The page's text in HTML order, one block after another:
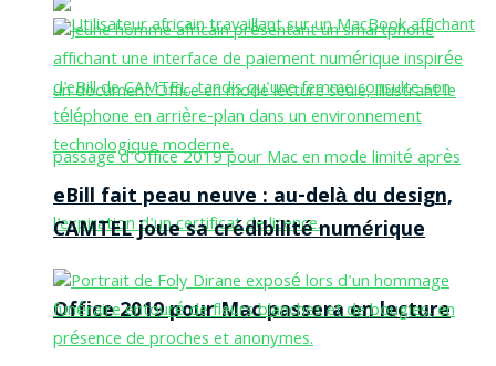
Office 2019 pour Mac passera en lecture
eBill fait peau neuve : au-delà du design,
CAMTEL joue sa crédibilité numérique